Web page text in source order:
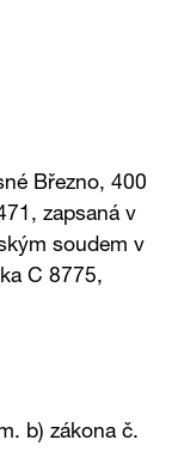
Březno, 400
zapsaná v
soudem v
C 8775,
b) zákona č.